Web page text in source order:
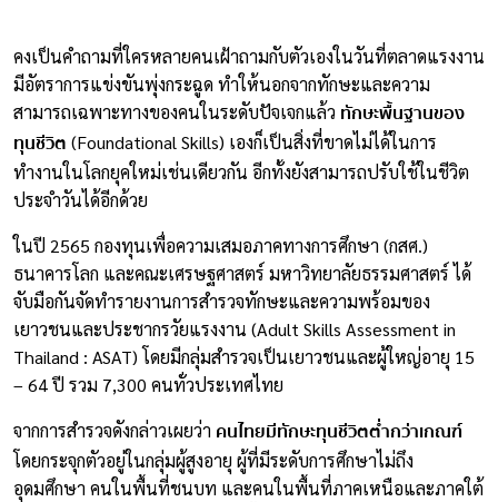
คงเป็นคำถามที่ใครหลายคนเฝ้าถามกับตัวเองในวันที่ตลาดแรงงาน
มีอัตราการแข่งขันพุ่งกระฉูด ทำให้นอกจากทักษะและความ
สามารถเฉพาะทางของคนในระดับปัจเจกแล้ว ทักษะพื้นฐานของ
ทุนชีวิต (Foundational Skills) เองก็เป็นสิ่งที่ขาดไม่ได้ในการ
ทำงานในโลกยุคใหม่เช่นเดียวกัน อีกทั้งยังสามารถปรับใช้ในชีวิต
ประจำวันได้อีกด้วย
ในปี 2565 กองทุนเพื่อความเสมอภาคทางการศึกษา (กสศ.)
ธนาคารโลก และคณะเศรษฐศาสตร์ มหาวิทยาลัยธรรมศาสตร์ ได้
จับมือกันจัดทำรายงานการสำรวจทักษะและความพร้อมของ
เยาวชนและประชากรวัยแรงงาน (Adult Skills Assessment in
Thailand : ASAT) โดยมีกลุ่มสำรวจเป็นเยาวชนและผู้ใหญ่อายุ 15
– 64 ปี รวม 7,300 คนทั่วประเทศไทย
จากการสำรวจดังกล่าวเผยว่า คนไทยมีทักษะทุนชีวิตต่ำกว่าเกณฑ์
โดยกระจุกตัวอยู่ในกลุ่มผู้สูงอายุ ผู้ที่มีระดับการศึกษาไม่ถึง
อุดมศึกษา คนในพื้นที่ชนบท และคนในพื้นที่ภาคเหนือและภาคใต้